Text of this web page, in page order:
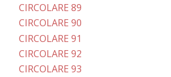
CIRCOLARE 89
CIRCOLARE 90
CIRCOLARE 91
CIRCOLARE 92
CIRCOLARE 93